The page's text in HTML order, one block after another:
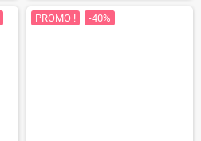
PROMO ! -40%